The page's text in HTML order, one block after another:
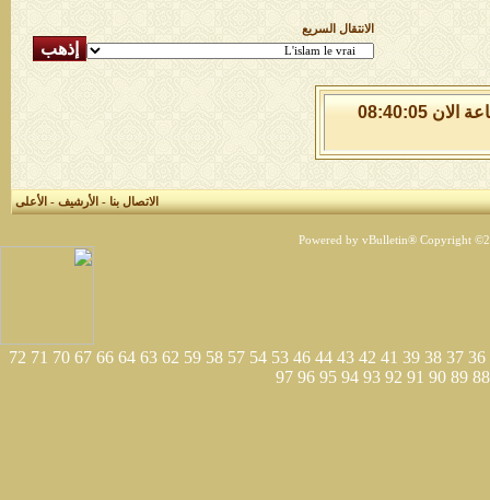
الانتقال السريع
الخميس 6 من اغسطس 2026 , الساعة الان 08:40:06
الاتصال بنا-الأرشيف-الأعلى
Powered by vBulletin® Copyright
36
37
38
39
41
42
43
44
46
53
54
57
58
59
62
63
64
66
67
70
71
72
88
89
90
91
92
93
94
95
96
97